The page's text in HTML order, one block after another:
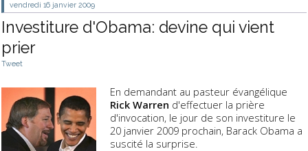
vendredi 16 janvier 2009
Investiture d'Obama: devine qui vient
prier
Tweet
En demandant au pasteur évangélique
Rick Warren d'effectuer la prière
d'invocation, le jour de son investiture le
20 janvier 2009 prochain, Barack Obama a
suscité la surprise.